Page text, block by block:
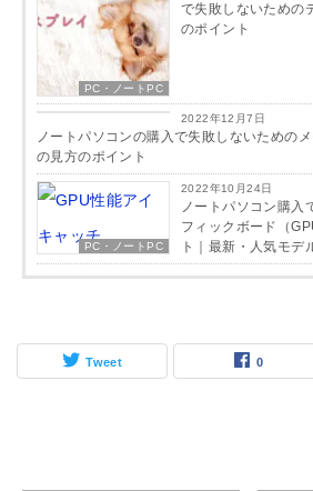
PC・ノートPC
で失敗しないための
のポイント
PC・ノートPC
2022年12月7日
ノートパソコンの購入で失敗しないための
の見方のポイント
PC・ノートPC
2022年10月24日
ノートパソコン購入
フィックボード（
ト｜最新・人気モデ
Tweet 0